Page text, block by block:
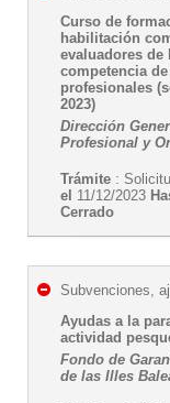
Curso de
habilitación
evaluadores de
competencia
profesionales
2023)
Dirección
Profesional y
Trámite :
el 11/12/2023
Cerrado
Subvenciones,
Ayudas a la
actividad
Fondo de
de las Illes